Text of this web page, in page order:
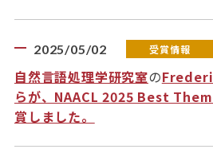
2025/05/02 受賞情報
自然言語処理学研究室の
らが、NAACL 2025 Best
賞しました。